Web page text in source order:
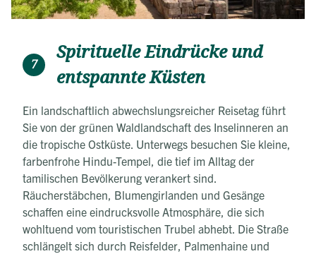
7
Spirituelle Eindrücke und
entspannte Küsten
Ein landschaftlich abwechslungsreicher Reisetag führt
Sie von der grünen Waldlandschaft des Inselinneren an
die tropische Ostküste. Unterwegs besuchen Sie kleine,
farbenfrohe Hindu-Tempel, die tief im Alltag der
tamilischen Bevölkerung verankert sind.
Räucherstäbchen, Blumengirlanden und Gesänge
schaffen eine eindrucksvolle Atmosphäre, die sich
wohltuend vom touristischen Trubel abhebt. Die Straße
schlängelt sich durch Reisfelder, Palmenhaine und